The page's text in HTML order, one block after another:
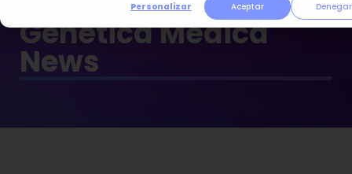
Personalizar
Aceptar Denegar
Genética Médica
News